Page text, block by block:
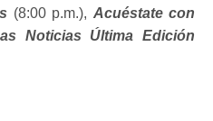
(8:00 p.m.), Acuéstate con
Noticias Última Edición